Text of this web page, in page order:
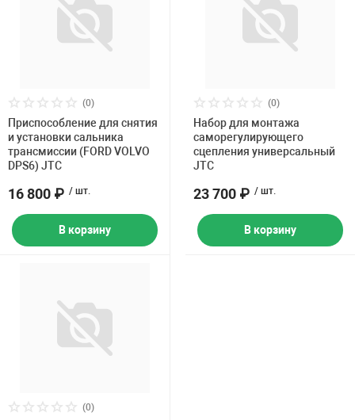
(0)
Приспособление для снятия
и установки сальника
трансмиссии (FORD VOLVO
DPS6) JTC
16 800 ₽ / шт.
В корзину
(0)
Набор для монтажа
саморегулирующего
сцепления универсальный
JTC
23 700 ₽ / шт.
В корзину
(0)